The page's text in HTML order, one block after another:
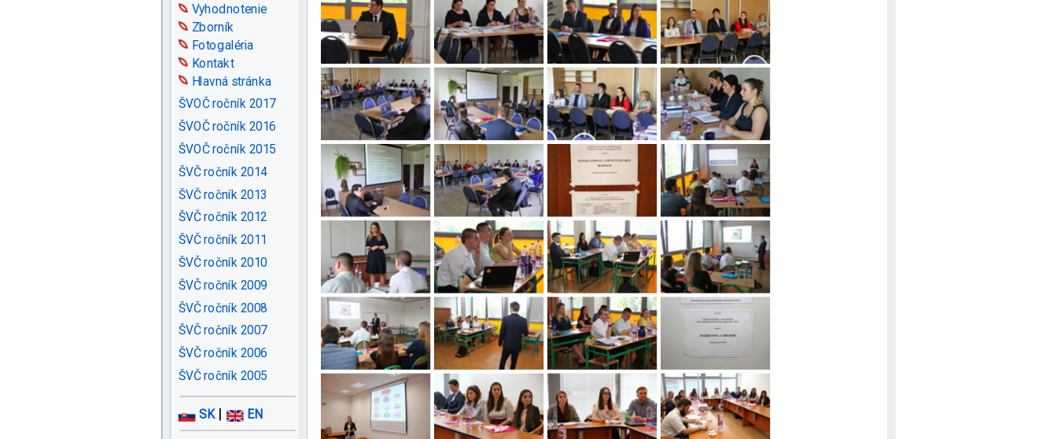
Vyhodnotenie
Zborník
Fotogaléria
Kontakt
Hlavná stránka
ŠVOČ ročník 2017
ŠVOČ ročník 2016
ŠVOČ ročník 2015
ŠVČ ročník 2014
ŠVČ ročník 2013
ŠVČ ročník 2012
ŠVČ ročník 2011
ŠVČ ročník 2010
ŠVČ ročník 2009
ŠVČ ročník 2008
ŠVČ ročník 2007
ŠVČ ročník 2006
ŠVČ ročník 2005
SK| EN